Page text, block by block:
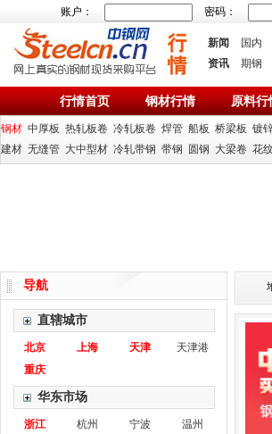
账户： 密码：
新闻 国内
资讯
期钢
行情首页 钢材行情 原料行
钢材 中厚板 热轧板卷 冷轧板卷 焊管 船板 桥梁板 镀
建材 无缝管 大中型材 冷轧带钢 带钢 圆钢 大梁卷 花
导航
直辖城市
北京 上海 天津
天津港
重庆
华东市场
浙江 杭州 宁波
温州